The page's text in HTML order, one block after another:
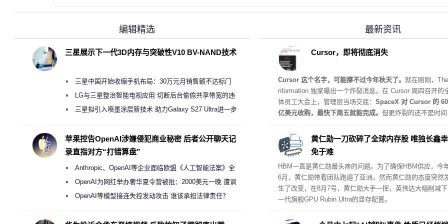
最新资讯
Cursor，即将彻底消失
Cursor 这个名字，可能撑不过今年秋天了。 就在刚刚，The
nformation 独家曝出一个炸裂消息。在 Cursor 周四召开的
体员工大会上，管理层当场交底： SpaceX 对 Cursor 的
亿美元收购，最快下周五就能完成。 但更炸裂的还不是时间
在未来几个月内从新产品上逐步淘汰。
黄仁勋一刀砍碎了全球内存股 唯独长鑫幸
免于难
HBM一直是黄仁勋最头疼的问题。为了确保HBM供应，今
6月，黄仁勋带着团队跑遍了亚洲。然而黄仁勋的态度突然
生了改变，在8月7号，黄仁勋大手一挥，英伟达大幅削减下
一代旗舰GPU Rubin Ultra的显存配置。
编辑精选
三星展示下一代3D内存与突破性V10 BV-NAND技术
三星中国开始收缩手机布局：30万元月销售额不达标门
店 将被逐步清退
LG与三星整治智能电视应用 切断后台偷偷共享带宽的违
规行为三星拟引入喷墨涂层新技术 助力Galaxy S27 Ultra进一步
苹果控告OpenAI涉嫌侵犯商业秘密 后者公开聊天记
录直指对方“打错算盘”
Anthropic、OpenAI等企业面临欧盟《人工智能法案》全
新执法权限审查
OpenAI为网红举办奢华夏令营被批：2000美元一晚 遭讽
“反乌托邦”
OpenAI等模型接连失控发动攻击 谁该承担法律责任？